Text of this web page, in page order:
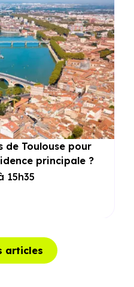
de Toulouse pour
principale ?
15h35
articles